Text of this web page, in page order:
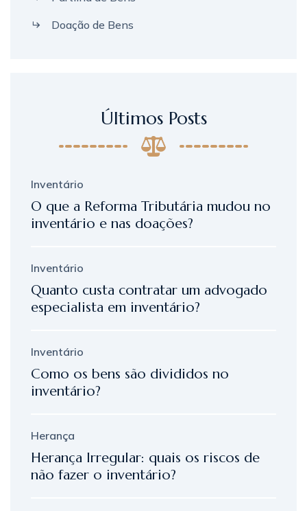
Doação de Bens
Últimos Posts
Inventário
O que a Reforma Tributária mudou no
inventário e nas doações?
Inventário
Quanto custa contratar um advogado
especialista em inventário?
Inventário
Como os bens são divididos no
inventário?
Herança
Herança Irregular: quais os riscos de
não fazer o inventário?